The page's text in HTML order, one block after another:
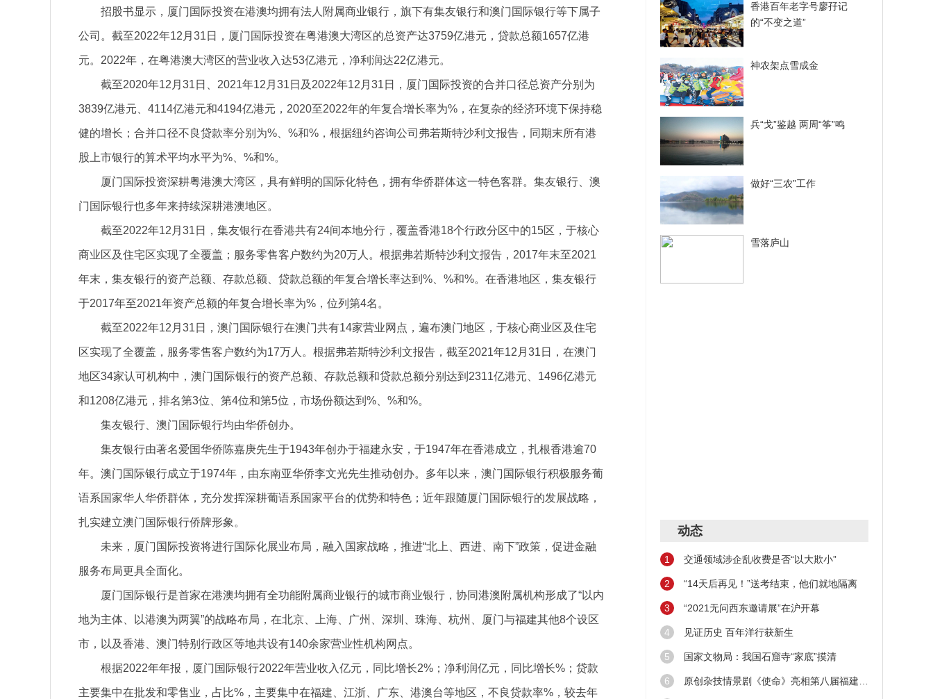
招股书显示，厦门国际投资在港澳均拥有法人附属商业银行，旗下有集友银行和澳门国际银行等下属子
公司。截至2022年12月31日，厦门国际投资在粤港澳大湾区的总资产达3759亿港元，贷款总额1657亿港
元。2022年，在粤港澳大湾区的营业收入达53亿港元，净利润达22亿港元。
截至2020年12月31日、2021年12月31日及2022年12月31日，厦门国际投资的合并口径总资产分别为
3839亿港元、4114亿港元和4194亿港元，2020至2022年的年复合增长率为%，在复杂的经济环境下保持稳
健的增长；合并口径不良贷款率分别为%、%和%，根据纽约咨询公司弗若斯特沙利文报告，同期末所有港
股上市银行的算术平均水平为%、%和%。
厦门国际投资深耕粤港澳大湾区，具有鲜明的国际化特色，拥有华侨群体这一特色客群。集友银行、澳
门国际银行也多年来持续深耕港澳地区。
截至2022年12月31日，集友银行在香港共有24间本地分行，覆盖香港18个行政分区中的15区，于核心
商业区及住宅区实现了全覆盖；服务零售客户数约为20万人。根据弗若斯特沙利文报告，2017年末至2021
年末，集友银行的资产总额、存款总额、贷款总额的年复合增长率达到%、%和%。在香港地区，集友银行
于2017年至2021年资产总额的年复合增长率为%，位列第4名。
截至2022年12月31日，澳门国际银行在澳门共有14家营业网点，遍布澳门地区，于核心商业区及住宅
区实现了全覆盖，服务零售客户数约为17万人。根据弗若斯特沙利文报告，截至2021年12月31日，在澳门
地区34家认可机构中，澳门国际银行的资产总额、存款总额和贷款总额分别达到2311亿港元、1496亿港元
和1208亿港元，排名第3位、第4位和第5位，市场份额达到%、%和%。
集友银行、澳门国际银行均由华侨创办。
集友银行由著名爱国华侨陈嘉庚先生于1943年创办于福建永安，于1947年在香港成立，扎根香港逾70
年。澳门国际银行成立于1974年，由东南亚华侨李文光先生推动创办。多年以来，澳门国际银行积极服务葡
语系国家华人华侨群体，充分发挥深耕葡语系国家平台的优势和特色；近年跟随厦门国际银行的发展战略，
扎实建立澳门国际银行侨牌形象。
未来，厦门国际投资将进行国际化展业布局，融入国家战略，推进“北上、西进、南下”政策，促进金融
服务布局更具全面化。
厦门国际银行是首家在港澳均拥有全功能附属商业银行的城市商业银行，协同港澳附属机构形成了“以内
地为主体、以港澳为两翼”的战略布局，在北京、上海、广州、深圳、珠海、杭州、厦门与福建其他8个设区
市，以及香港、澳门特别行政区等地共设有140余家营业性机构网点。
根据2022年年报，厦门国际银行2022年营业收入亿元，同比增长2%；净利润亿元，同比增长%；贷款
主要集中在批发和零售业，占比%，主要集中在福建、江浙、广东、港澳台等地区，不良贷款率%，较去年
香港百年老字号廖孖记
的“不变之道”
神农架点雪成金
兵“戈”鉴越 两周“筝”鸣
做好“三农”工作
雪落庐山
动态
1 交通领域涉企乱收费是否“以大欺小”
2 “14天后再见！”送考结束，他们就地隔离
3 “2021无问西东邀请展”在沪开幕
4 见证历史 百年洋行获新生
5 国家文物局：我国石窟寺“家底”摸清
6 原创杂技情景剧《使命》亮相第八届福建艺术节